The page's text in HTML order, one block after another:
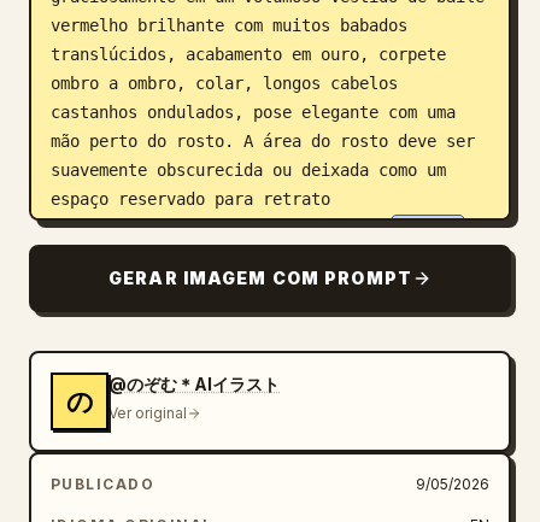
vermelho brilhante com muitos babados
translúcidos, acabamento em ouro, corpete
ombro a ombro, colar, longos cabelos
castanhos ondulados, pose elegante com uma
mão perto do rosto. A área do rosto deve ser
suavemente obscurecida ou deixada como um
espaço reservado para retrato
personalizável.","character_name":" Nozomu
","storybook_title":"
Bem-vindo ao mundo de Nozomu ","subtitle":"
{"format":"imagem vertical de página inteira,
escultura de livro pop-up artesanal
realista","discrete_labeled_text_areas_count"
:6,"labeled_text_areas":[{"position":"faixa
arqueada superior esquerda","text":"
Bem-vindo ao mundo de Nozomu
GERAR IMAGEM COM PROMPT
の
@のぞむ＊AIイラスト
Ver original
PUBLICADO 9/05/2026